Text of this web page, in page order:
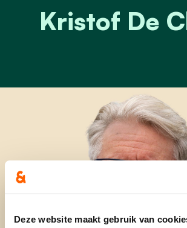
Deze website maakt gebruik van
Kristof De